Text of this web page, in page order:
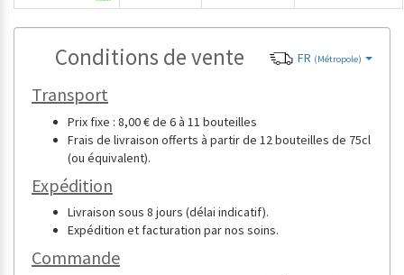
FR (Métropole)
Conditions de vente
Transport
Prix fixe : 8,00 € de 6 à 11 bouteilles
Frais de livraison offerts à partir de 12 bouteilles de 75cl
(ou équivalent).
Expédition
Livraison sous 8 jours (délai indicatif).
Expédition et facturation par nos soins.
Commande